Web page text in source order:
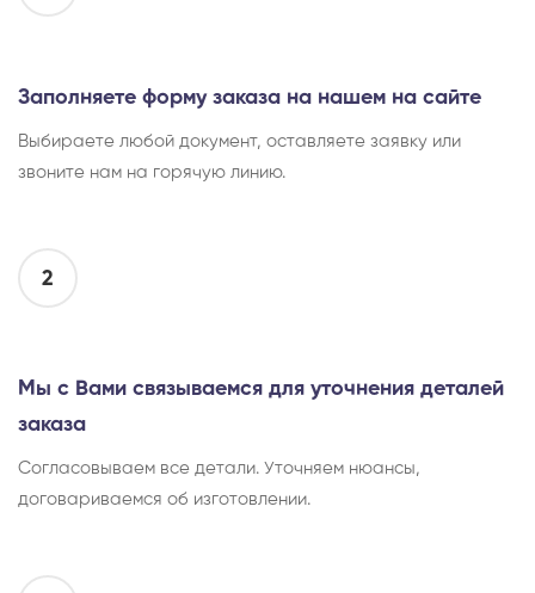
Заполняете форму заказа на нашем на сайте
Выбираете любой документ, оставляете заявку или
звоните нам на горячую линию.
2
Мы с Вами связываемся для уточнения деталей
заказа
Согласовываем все детали. Уточняем нюансы,
договариваемся об изготовлении.